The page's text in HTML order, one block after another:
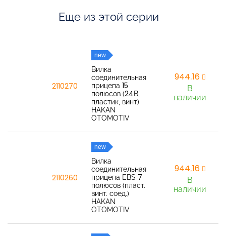
Еще из этой серии
2110270
new
Вилка
соединительная
прицепа 15
полюсов (24В,
пластик, винт)
HAKAN
OTOMOTIV
944,16
В
наличии
2110260
new
Вилка
соединительная
прицепа EBS 7
полюсов (пласт.
винт. соед.)
HAKAN
OTOMOTIV
944,16
В
наличии